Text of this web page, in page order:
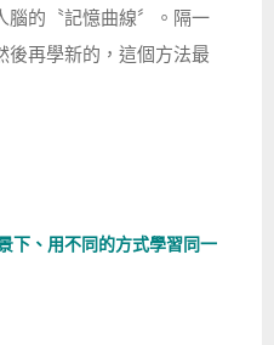
腦的〝記憶曲線〞。隔一
後再學新的，這個方法最
下、用不同的方式學習同一